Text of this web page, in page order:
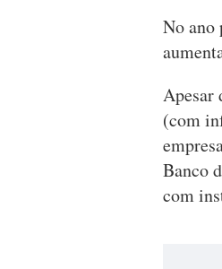
No ano
Apesar
(com
Banco
com